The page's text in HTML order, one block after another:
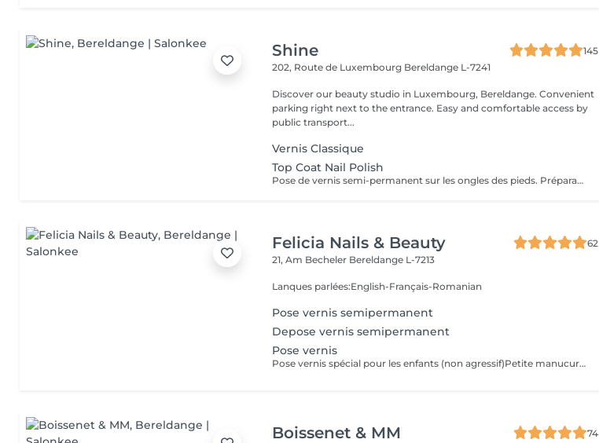
Shine
145
202, Route de Luxembourg Bereldange L-7241
Discover our beauty studio in Luxembourg, Bereldange. Convenient
parking right next to the entrance. Easy and comfortable access by
public transport...
Vernis Classique
Top Coat Nail Polish
Pose de vernis semi-permanent sur les ongles des pieds. Préparation délicate de l'ongle afin d'obtenir un résultat soigné et une meilleure tenue. Application du vernis semi-permanent et finition nette pour un rendu durable et brillant. La prestation est réalisée sans dépose : merci de venir sans vernis sur les ongles des pieds. Cette prestation n'inclut pas de pédicure médicale.
Felicia Nails & Beauty
62
21, Am Becheler Bereldange L-7213
Lanques parlées:English-Français-Romanian
Pose vernis semipermanent
Depose vernis semipermanent
Pose vernis
Pose vernis spécial pour les enfants (non agressif)Petite manucure de plus (couper les ongles et limage)
Boissenet & MM
74